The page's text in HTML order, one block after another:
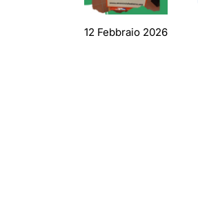
12 Febbraio 2026